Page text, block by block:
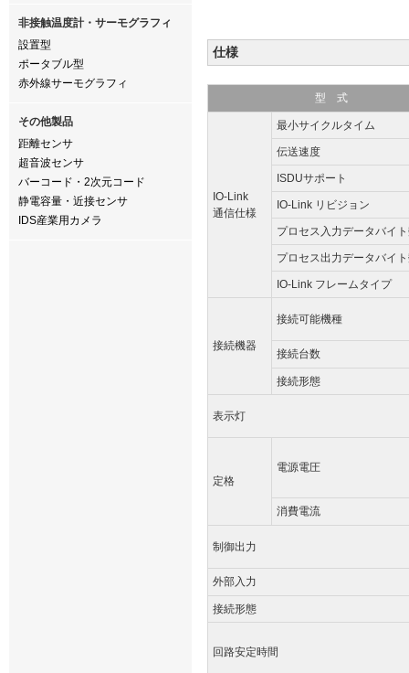
非接触温度計・サーモグラフィ
設置型
ポータブル型
赤外線サーモグラフィ
その他製品
距離センサ
超音波センサ
バーコード・2次元コード
静電容量・近接センサ
IDS産業用カメラ
仕様
型 式
IO-Link
通信仕様
最小サイクルタイム
伝送速度
ISDUサポート
IO-Link リビジョン
プロセス入力データバイ
プロセス出力データバイ
IO-Link フレームタイプ
接続機器
接続可能機種
接続台数
接続形態
表示灯
定格
電源電圧
消費電流
制御出力
外部入力
接続形態
回路安定時間